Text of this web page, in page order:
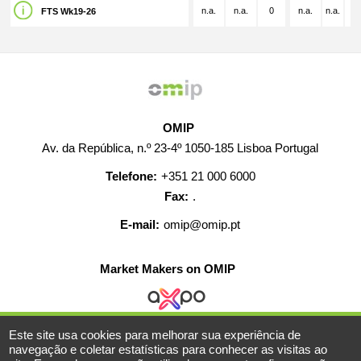
FTS Wk19-26 n.a. n.a. 0 n.a. n.a.
OMIP
Av. da República, n.º 23-4º 1050-185 Lisboa Portugal
Telefone: +351 21 000 6000
Fax: .
E-mail: omip@omip.pt
Market Makers on OMIP
AJUDA CONTACTO CARREIRAS
MAPA WEB
Este site usa cookies para melhorar sua experiência de
navegação e coletar estatísticas para conhecer as visitas ao